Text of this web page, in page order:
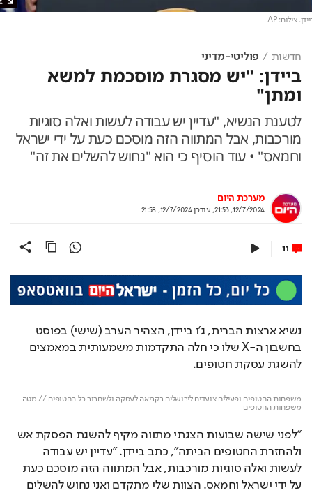
. צילום: AP
חדשות פוליטי-מדיני
ביידן: "יש מסגרת מוסכמת למשא
ומתן"
לטענת הנשיא, "עדיין יש עבודה לעשות ואלה סוגיות
מורכבות, אבל המתווה הזה מוסכם כעת על ידי ישראל
וחמאס" • עוד הוסיף כי הוא "נחוש להשלים את זה"
מערכת היום
12/7/2024, 21:53
,עודכן12/7/2024, 21:58
11
נשיא ארצות הברית, ג'ו ביידן, הצהיר הערב (שישי) בפוסט
בחשבון ה-X שלו כי חלה התקדמות משמעותית במאמצים
להשגת עסקת חטופים.
משפחות החטופים ופעילים צועדים לירושלים בקריאה לעסקה ולשחרור כל החטופים // מטה
משפחות החטופים
"לפני שישה שבועות הצגתי מתווה מקיף להשגת הפסקת אש
ולהחזרת החטופים הביתה", כתב ביידן. "עדיין יש עבודה
לעשות ואלה סוגיות מורכבות, אבל המתווה הזה מוסכם כעת
על ידי ישראל וחמאס. הצוות שלי מתקדם ואני נחוש להשלים